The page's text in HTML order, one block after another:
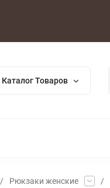
Каталог Товаров
/ Рюкзаки женские /